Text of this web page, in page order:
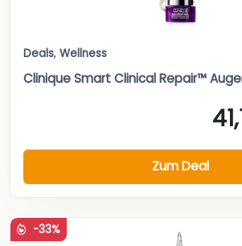
Deals, Wellness
Clinique Smart Clinical Repair™
Zum Deal
-33%